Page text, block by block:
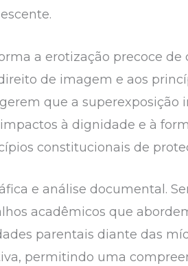
a erotização precoce de
de imagem e aos
que a superexposição
à dignidade e à
constitucionais de
e análise documental.
acadêmicos que
parentais diante das
permitindo uma